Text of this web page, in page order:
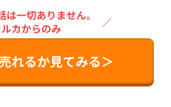
は一切ありません。
カからのみ
／
れるか見てみる＞